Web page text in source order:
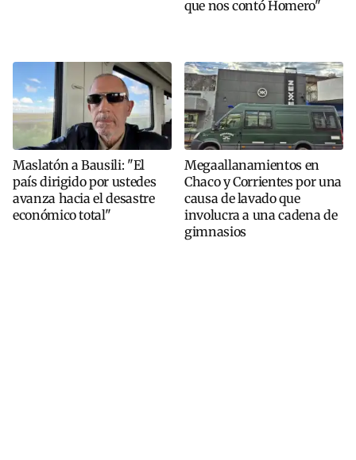
que nos contó Homero"
Maslatón a Bausili: "El
país dirigido por ustedes
avanza hacia el desastre
económico total"
Megaallanamientos en
Chaco y Corrientes por una
causa de lavado que
involucra a una cadena de
gimnasios